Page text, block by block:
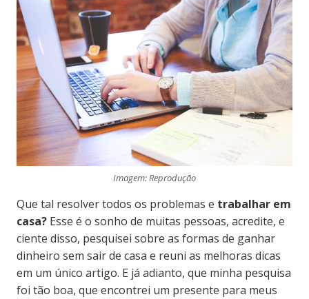
Imagem: Reprodução
Que tal resolver todos os problemas e trabalhar em
casa? Esse é o sonho de muitas pessoas, acredite, e
ciente disso, pesquisei sobre as formas de ganhar
dinheiro sem sair de casa e reuni as melhoras dicas
em um único artigo. E já adianto, que minha pesquisa
foi tão boa, que encontrei um presente para meus